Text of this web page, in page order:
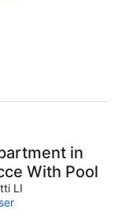
in
With Pool
LI